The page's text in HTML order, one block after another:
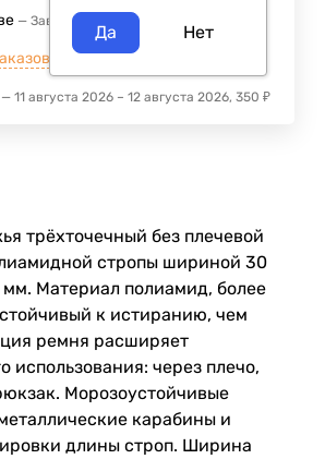
Завтра
м.ВДНХ Завтра
11 августа 2026 – 12 августа 2026 350 ₽
трёхточечный без плечевой
стропы шириной 30
Материал полиамид, более
к истиранию, чем
ремня расширяет
использования: через плечо,
Морозоустойчивые
карабины и
длины строп. Ширина